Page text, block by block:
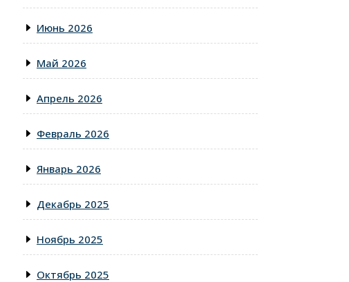
Июнь 2026
Май 2026
Апрель 2026
Февраль 2026
Январь 2026
Декабрь 2025
Ноябрь 2025
Октябрь 2025